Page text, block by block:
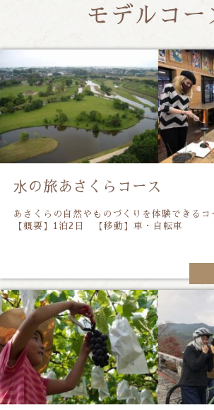
モデルコー
⽔の旅あさくらコース
あさくらの自然やものづくりを体験できるコ
【概要】1泊2日 【移動】車・自転車